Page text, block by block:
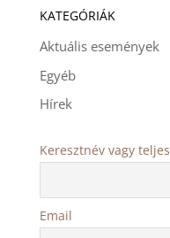
KATEGÓRIÁK
Aktuális események
Egyéb
Hírek
Keresztnév vagy
Email